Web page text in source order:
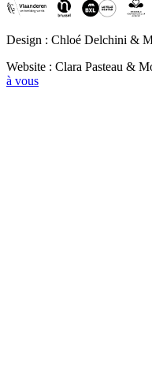
Design : Chloé Delchini &
Website : Clara Pasteau &
à vous